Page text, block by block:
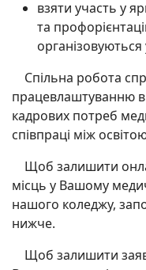
взяти участь у
та
організовуються
Спільна робота
працевлаштуванню
кадрових потреб
співпраці між
Щоб залишити
місць у Вашому
нашого коледжу,
нижче.
Щоб залишити